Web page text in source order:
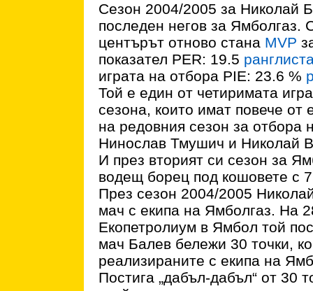
Сезон 2004/2005 за Николай
последен негов за Ямболгаз.
центърът отново стана MVP
показател PER: 19.5
играта на отбора PIE: 23.6 %
Той е един от четиримата
сезона, които имат повече от
на редовния сезон за отбора
Нинослав Тмушич и Николай
И през вторият си сезон за
водещ борец под кошовете с
През сезон 2004/2005
мач с екипа на Ямболгаз. На
Екопетролиум в Ямбол той
мач Балев бележи 30 точки,
реализираните с екипа на
Постига „дабъл-дабъл“ от 30